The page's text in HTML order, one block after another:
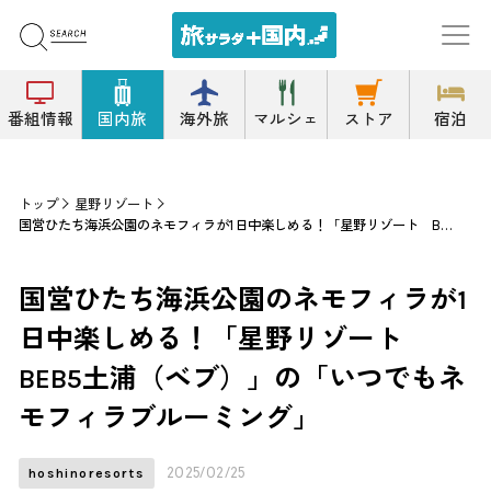
番組情報 国内旅 海外旅 マルシェ ストア 宿泊
トップ
星野リゾート
国営ひたち海浜公園のネモフィラが1日中楽しめる！「星野リゾート BEB5土浦（ベブ）」の「いつでもネモフィラブルーミング」
国営ひたち海浜公園のネモフィラが1
日中楽しめる！「星野リゾート
BEB5土浦（ベブ）」の「いつでもネ
モフィラブルーミング」
hoshinoresorts 2025/02/25